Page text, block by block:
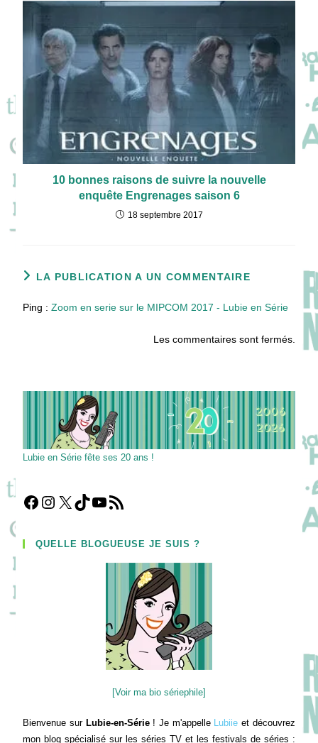
10 bonnes raisons de suivre la nouvelle
enquête Engrenages saison 6
18 septembre 2017
LA PUBLICATION A UN COMMENTAIRE
Ping :Zoom en serie sur le MIPCOM 2017 - Lubie en Série
Les commentaires sont fermés.
Lubie en Série fête ses 20 ans !
Facebook
Instagram
X TikTokYouTube
Flux RSS
QUELLE BLOGUEUSE JE SUIS ?
[Voir ma bio sériephile]
Bienvenue sur Lubie-en-Série! Je m'appelle Lubiie et découvrez
mon blog spécialisé sur les séries TV et les festivals de séries :